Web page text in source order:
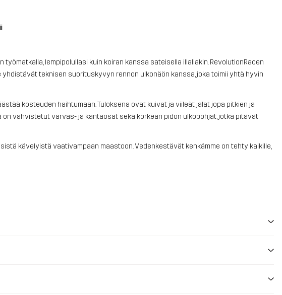
lempipolullasi kuin koiran kanssa sateisella illallakin. RevolutionRacen
teknisen suorituskyvyn rennon ulkonäön kanssa, joka toimii yhtä hyvin
kosteuden haihtumaan. Tuloksena ovat kuivat ja viileät jalat jopa pitkien ja
vahvistetut varvas- ja kantaosat sekä korkean pidon ulkopohjat, jotka pitävät
kävelyistä vaativampaan maastoon. Vedenkestävät kenkämme on tehty kaikille,